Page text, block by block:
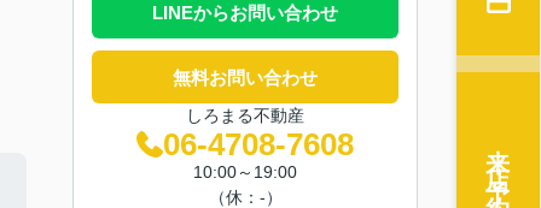
LINEからお問い合わせ
無料お問い合わせ
しろまる不動産
06-4708-7608
10:00～19:00
（休：-）
来店予約